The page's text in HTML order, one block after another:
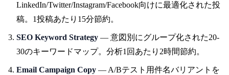
LinkedIn/Twitter/Instagram/Facebook向けに最適化された投
稿。1投稿あたり15分節約。
SEO Keyword Strategy — 意図別にグループ化された20-
30のキーワードマップ。分析1回あたり2時間節約。
Email Campaign Copy — A/Bテスト用件名バリアントを